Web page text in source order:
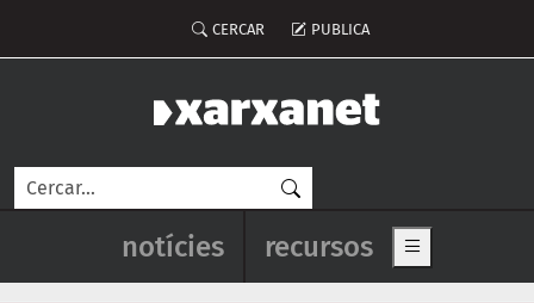
Menú del compte d'usuari
CERCAR PUBLICA
Cerca
Navegació principal de
notícies recursos Show main